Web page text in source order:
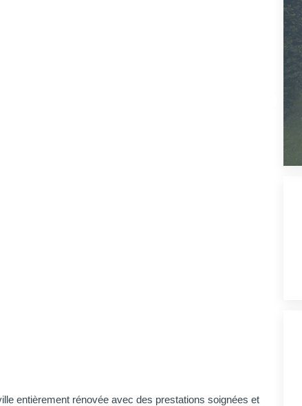
entièrement rénovée avec des prestations soignées et